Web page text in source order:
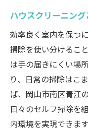
ハウスクリーニン
効率良く室内を保つ
掃除を使い分けるこ
は手の届きにくい場
り、日常の掃除はこ
ば、岡山市南区青江
日々のセルフ掃除を
内環境を実現できます